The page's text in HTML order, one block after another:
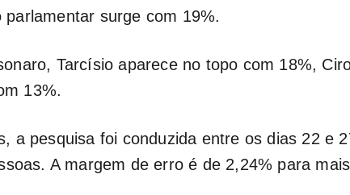
surge com 19%.
Tarcísio aparece no topo com 18%,
13%.
a pesquisa foi conduzida entre os dias 22 e
A margem de erro é de 2,24% para